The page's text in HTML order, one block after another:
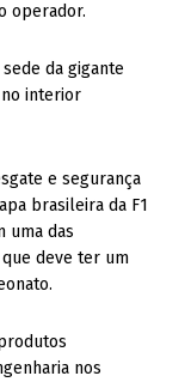
operador.
da gigante
no interior
e segurança
brasileira da F1
uma das
deve ter um
nos